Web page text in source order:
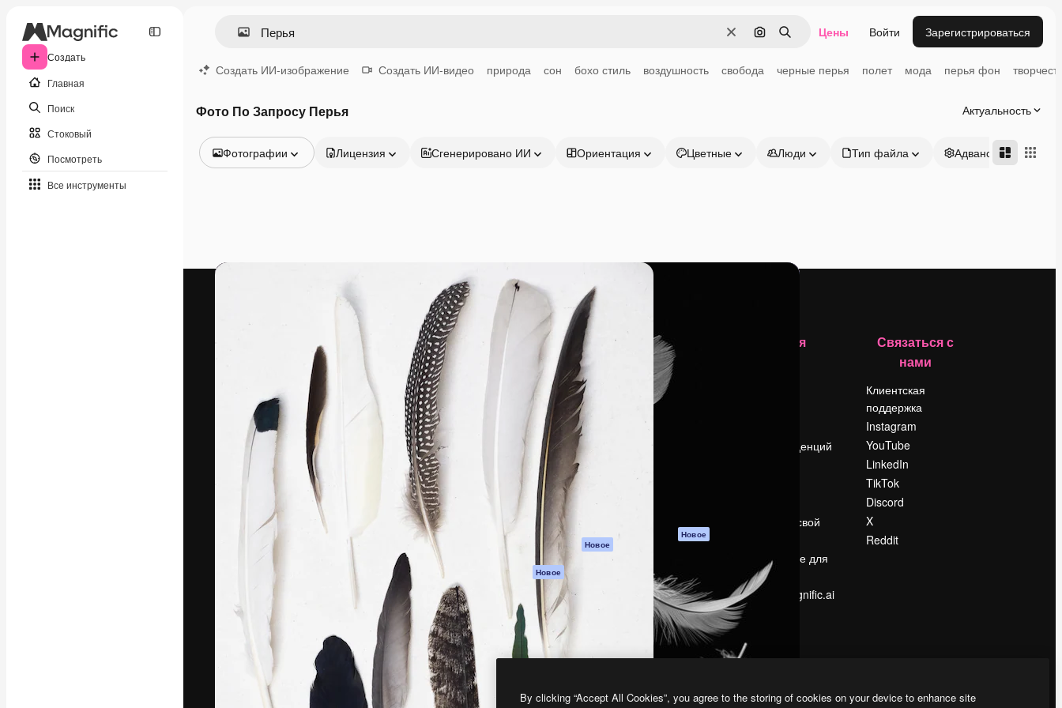
Создать
Главная
Поиск
Стоковый
Посмотреть
Все инструменты
ОчиститьПоиск по изображению
Поиск Цены Войти Зарегистрироваться
Создать ИИ-изображение Создать ИИ-видео природа сон бохо стиль воздушность свобода черные перья полет мода перья фон
Фото По Запросу Перья Актуальность
Фотографии
Видео
Лицензия Сгенерировано ИИ Ориентация Цветные Люди Тип файла Адвансд
Креативная платформа для создания
ваших лучших работ. Более 1 миллиона
подписчиков среди креаторов,
предприятий, агентств и студий.
Pусский
Продукция
Spaces
ИИ-помощник
Генератор
изображений ИИ
Генератор видео
Генератор голоса
на основе ИИ
Стоковый контент
MCP для
Claude/ChatGPT
Новое
Агенты Новое
API
Мобильное
приложение
Все инструменты
Magnific
Начать
Academy
Документация по
Пакету ИИ
поддержки
положения
Новое
Центр доверия
Партнеры
Предприятие
Компания
Поиск тенденций
Продайте свой
Помещение для
прессы
Ищете magnific.ai
Связаться с
нами
Клиентская
поддержка
Instagram
YouTube
LinkedIn
TikTok
Discord
X
Reddit
By clicking “Accept All Cookies”, you agree to the storing of cookies on your device to enhance site